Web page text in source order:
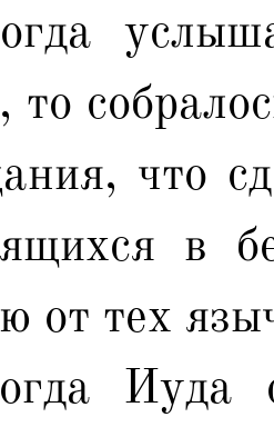
то
что
в
от тех
Иуда